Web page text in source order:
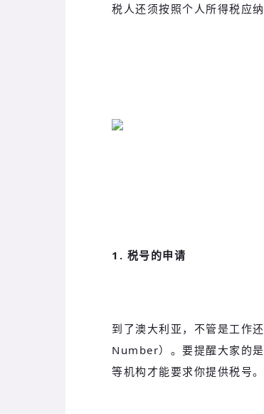
税人还须按照个人所得税应
1. 税号的申请
到了澳大利亚，不管是工作
Number）。要提醒大家的
等机构才能要求你提供税号。